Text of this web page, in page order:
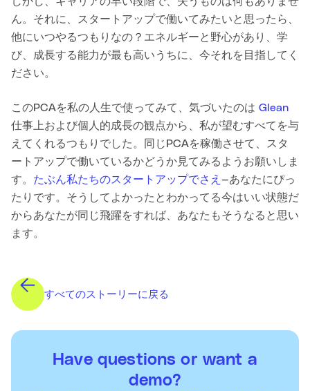
ん。それに、スタートアップで働いてみたいと思ったら、
他にいつやるつもりなの？エネルギーと野心があり、学
び、成長する能力が最も高いうちに、今それを目指してく
ださい。
このPCAを私の人生で使ってみて、気づいたのは Glean
仕事上および個人的成長の観点から、私が望むすべてを与
えてくれるつもりでした。同じPCAを稼働させて、スタ
ートアップで働いているかどうか見てみるようお願いしま
す。 たぶん私たちのスタートアップでさえ —あなたにぴっ
たりです。そうしてよかったとわかってる今はいい状態だ
からあなたが同じ飛躍をすれば、あなたもそうなると思い
ます。
すべてのストーリーに戻る
Have questions or want a
demo?